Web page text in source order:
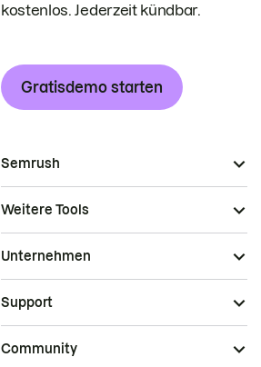
kostenlos. Jederzeit kündbar.
Gratisdemo starten
Semrush
Weitere Tools
Unternehmen
Support
Community